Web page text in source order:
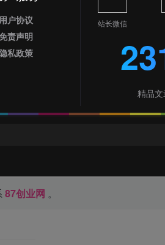
87创业网 。
用户协议
责声明
私政策
站长微信
精品